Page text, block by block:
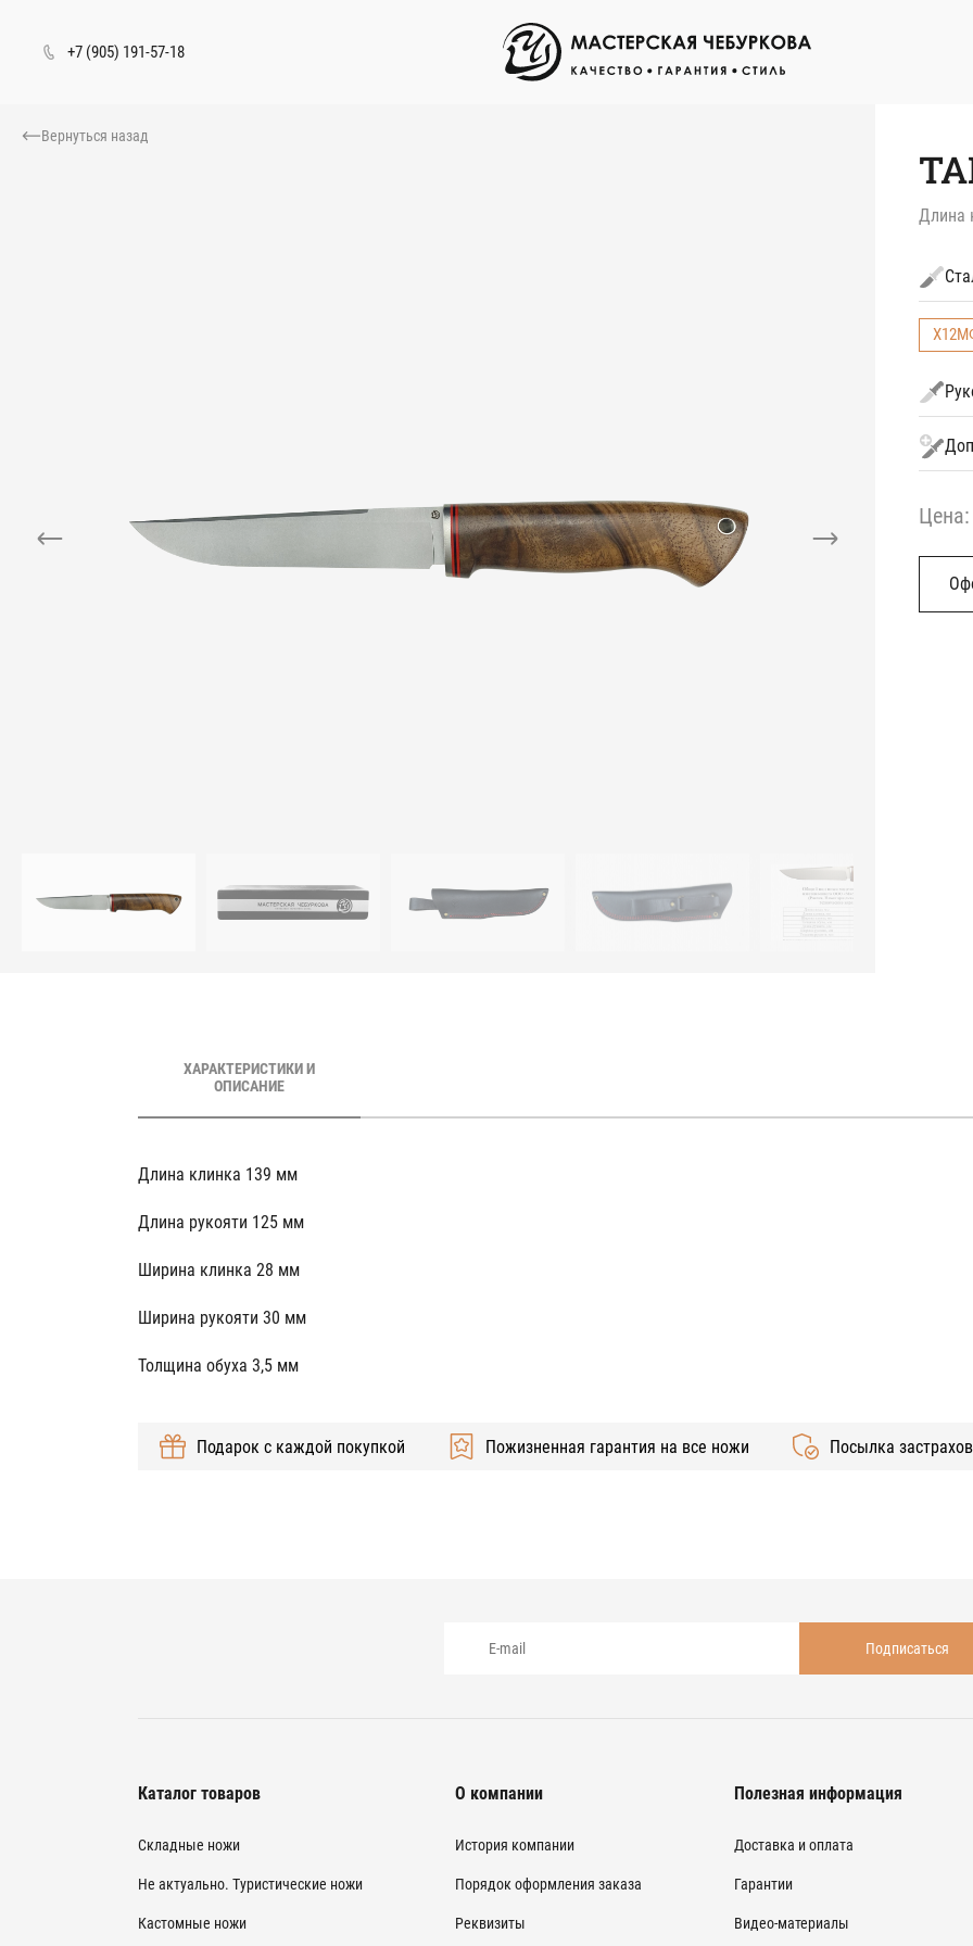
основному
+7 (905) 191-57-18
Вернуться назад
Длина
Цена:
ХАРАКТЕРИСТИКИ И
ОПИСАНИЕ
Длина клинка 139 мм
Длина рукояти 125 мм
Ширина клинка 28 мм
Ширина рукояти 30 мм
Толщина обуха 3,5 мм
Подарок с каждой покупкой Пожизненная гарантия на все ножи Посылка
Каталог товаров
Складные ножи
Не актуально. Туристические ножи
Кастомные ножи
О компании
История компании
Порядок оформления заказа
Реквизиты
Полезная информация
Доставка и оплата
Гарантии
Видео-материалы